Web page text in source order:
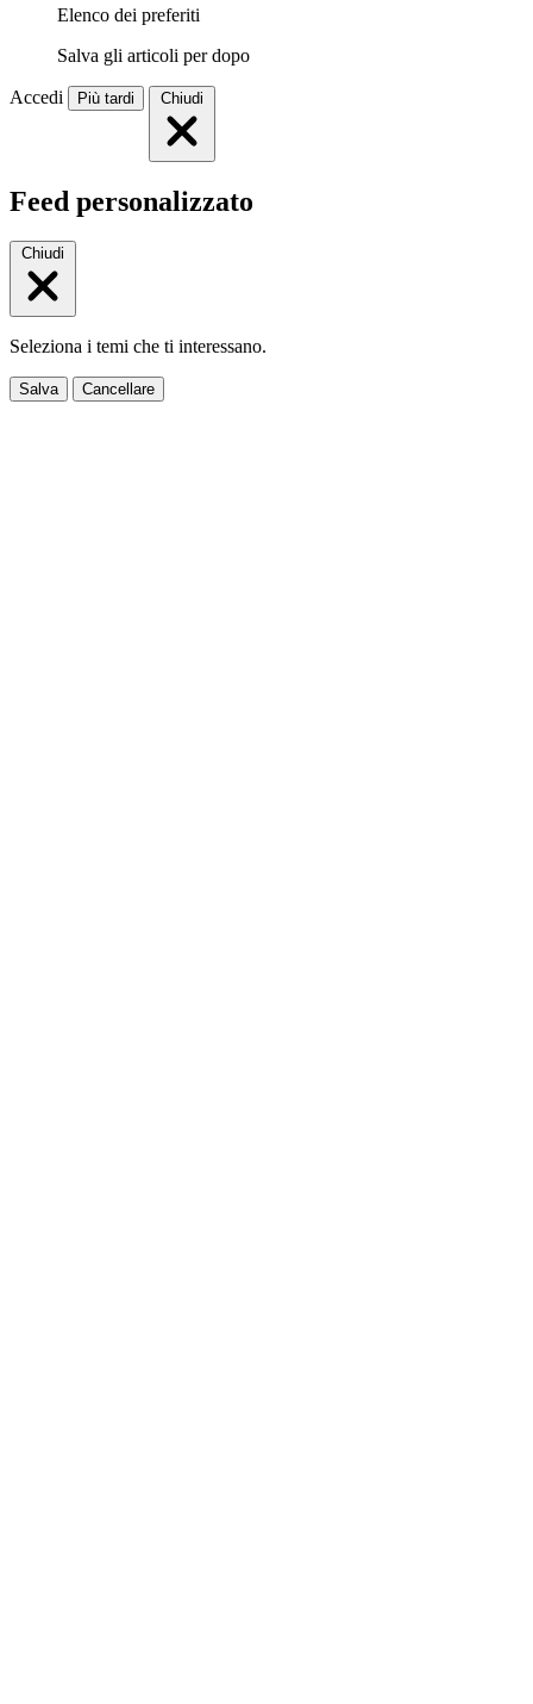
Elenco dei preferiti
Salva gli articoli per dopo
Accedi Più tardi Chiudi
Feed personalizzato
Chiudi
Seleziona i temi che ti interessano.
Salva Cancellare